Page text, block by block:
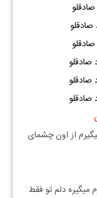
از اون چشمای
میگیره دلم تو فقط